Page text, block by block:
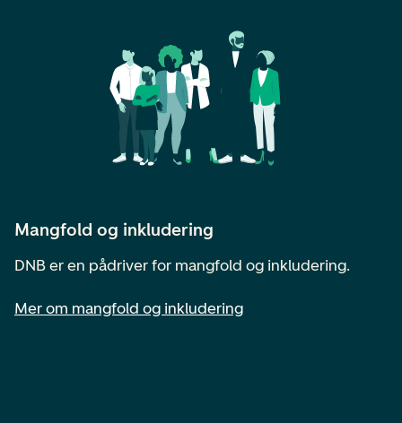
Mangfold og inkludering
DNB er en pådriver for mangfold og inkludering.
Mer om mangfold og inkludering